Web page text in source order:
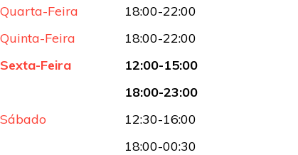
Quarta-Feira
18:00-22:00
Quinta-Feira
18:00-22:00
Sexta-Feira
12:00-15:00
18:00-23:00
Sábado
12:30-16:00
18:00-00:30